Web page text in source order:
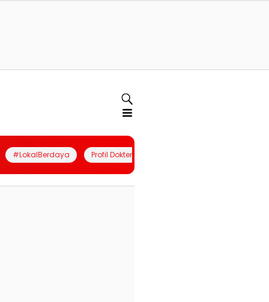
#LokalBerdaya Profil Dokter